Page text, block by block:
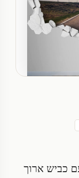
כביש ארוך